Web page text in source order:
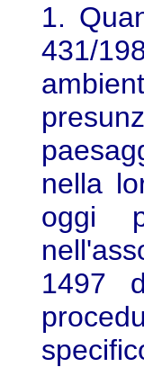
1.
431/
nella
oggi
1497